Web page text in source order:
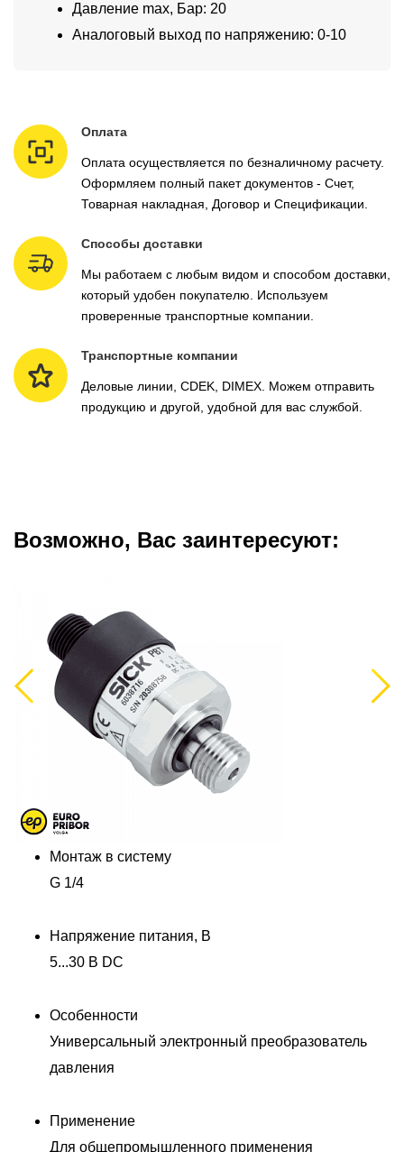
Давление max, Бар: 20
Аналоговый выход по напряжению: 0-10
Оплата
Оплата осуществляется по безналичному расчету.
Оформляем полный пакет документов - Счет,
Товарная накладная, Договор и Спецификации.
Способы доставки
Мы работаем с любым видом и способом доставки,
который удобен покупателю. Используем
проверенные транспортные компании.
Транспортные компании
Деловые линии, CDEK, DIMEX. Можем отправить
продукцию и другой, удобной для вас службой.
Возможно, Вас заинтересуют:
Previous
Монтаж в систему
G 1/4
Напряжение питания, В
5...30 В DC
Особенности
Универсальный электронный преобразователь
давления
Применение
Для общепромышленного применения
Next